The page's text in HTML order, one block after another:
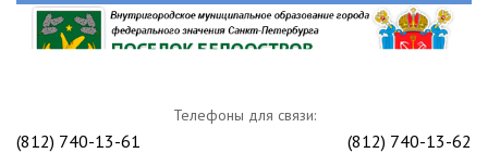
Телефоны для связи:
(812) 740-13-61 (812) 740-13-62